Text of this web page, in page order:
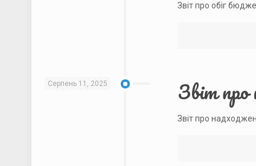
Звіт про обіг
Серпень 11, 2025 Звіт про
Звіт про